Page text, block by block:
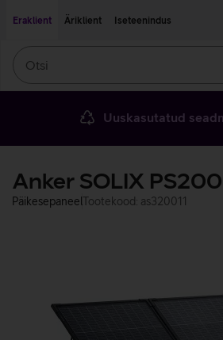
Eraklient
Äriklient Iseteenindus
Uuskasutatud
Anker SOLIX PS200
Päikesepaneel Tootekood: as320011